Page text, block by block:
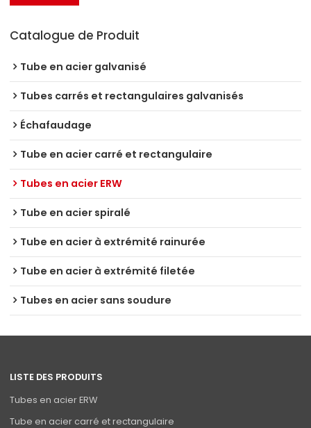
Catalogue de Produit
Tube en acier galvanisé
Tubes carrés et rectangulaires galvanisés
Échafaudage
Tube en acier carré et rectangulaire
Tubes en acier ERW
Tube en acier spiralé
Tube en acier à extrémité rainurée
Tube en acier à extrémité filetée
Tubes en acier sans soudure
LISTE DES PRODUITS
Tubes en acier ERW
Tube en acier carré et rectangulaire